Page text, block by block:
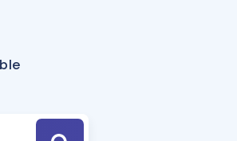
Hesaplama Aracı
için Öneriler
Tek Takvimde
Hoca ile seni sınava hazırlayacak